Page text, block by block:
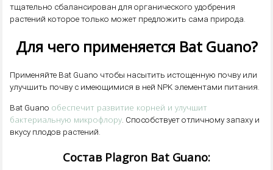
тщательно сбалансирован для органического удобрения
растений которое только может предложить сама природа.
Для чего применяется Bat Guano?
Применяйте Bat Guano чтобы насытить истощенную почву или
улучшить почву с имеющимися в ней NPK элементами питания.
Bat Guano обеспечит развитие корней и улучшит
бактериальную микрофлору . Способствует отличному запаху и
вкусу плодов растений.
Состав Plagron Bat Guano: